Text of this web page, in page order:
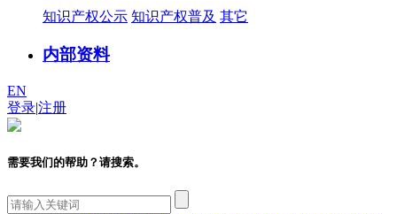
知识产权公示 知识产权普及 其它
内部资料
EN
登录|注册
需要我们的帮助？请搜索。